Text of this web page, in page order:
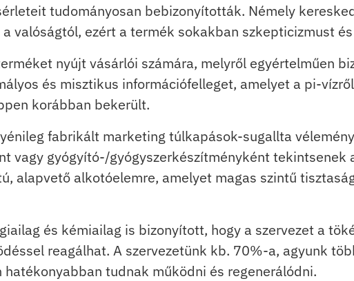
tudományosan bebizonyították. Némely
valóságtól, ezért a termék sokakban szkepticizmust
nyújt vásárlói számára, melyről egyértelműen
és misztikus információfelleget, amelyet a pi-
korábban bekerült.
fabrikált marketing túlkapások-sugallta
vagy gyógyító-/gyógyszerkészítményként
alapvető alkotóelemre, amelyet magas szintű
és kémiailag is bizonyított, hogy a szervezet a
reagálhat. A szervezetünk kb. 70%-a, agyunk
tudnak működni és regenerálódni.